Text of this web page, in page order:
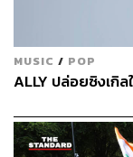
ส่วนสายสตรีทแว
Daddy & The
KIS Beauty Store
ด้วยความเซ็นทรัล
ชอบที่เขาเปิดพื้น
ตัวกันด้วย ทั้ง
MUSIC / POP
ALLY ปล่อยซิงเกิล